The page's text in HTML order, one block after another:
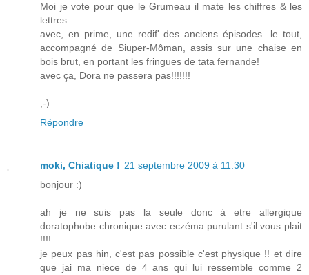
Moi je vote pour que le Grumeau il mate les chiffres & les
lettres
avec, en prime, une redif' des anciens épisodes...le tout,
accompagné de Siuper-Môman, assis sur une chaise en
bois brut, en portant les fringues de tata fernande!
avec ça, Dora ne passera pas!!!!!!!
;-)
Répondre
moki, Chiatique ! 21 septembre 2009 à 11:30
bonjour :)
ah je ne suis pas la seule donc à etre allergique
doratophobe chronique avec eczéma purulant s'il vous plait
!!!!
je peux pas hin, c'est pas possible c'est physique !! et dire
que jai ma niece de 4 ans qui lui ressemble comme 2